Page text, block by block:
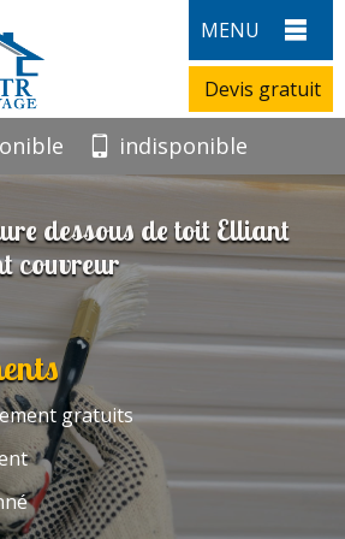
MENU
Devis gratuit
indisponible
dessous de toit Elliant
couvreur
gratuits